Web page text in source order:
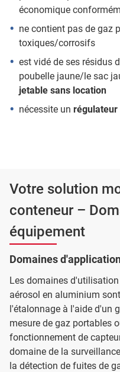
économique
ne contient pas de gaz
toxiques/corrosifs
est vidé de ses résidus
poubelle jaune/le sac
jetable sans location
nécessite un régulateur
Votre solution
conteneur –
équipement
Domaines
Les domaines
aérosol en aluminium
l'étalonnage à l'aide d'un
mesure de gaz portables
fonctionnement de
domaine de la
la détection de fuites de